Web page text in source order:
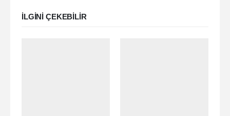
ILGINI ÇEKEBILIR